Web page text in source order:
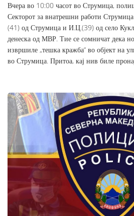
Вчера во 10:00 часот во Струмица,
Секторот за внатрешни работи
(41) од Струмица и И.Ц.(39) од село
денеска од МВР. Тие се сомничат дека
извршиле „тешка кражба“ во објект на
во Струмица. Притоа, кај нив биле